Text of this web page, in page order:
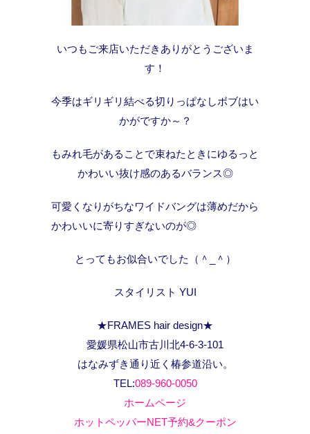
いつもご来店いただきありがとうございま
す！
今季はギリギリ結べる切りっぱなしボブはい
かがですか～？
もみれ毛があることで束ねたときにゆるっと
かわいい抜け感のあるバランス◎
可愛くなりがちなワイドバングは薄めだから
かわいいに寄りすぎないのが◎
とってもお似合いでした（＾_＾）
スタイリスト YUI
★FRAMES hair design★
愛媛県松山市古川北4-6-3-101
はなみずき通り近く椿参道沿い。
TEL:089-960-0050
ホームページ
ホットペッパーNET予約&クーポン